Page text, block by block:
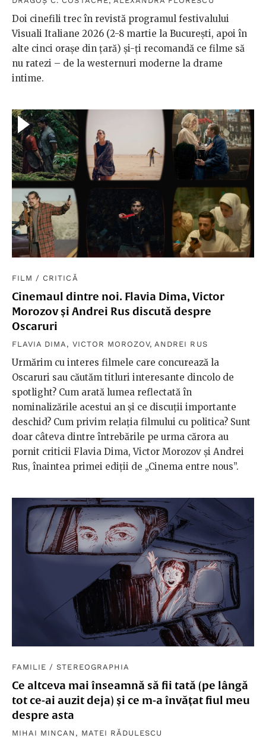
Doi cinefili trec în revistă programul festivalului
Visuali Italiane 2026 (2-8 martie la București, apoi în
alte cinci orașe din țară) și-ți recomandă ce filme să
nu ratezi – de la westernuri moderne la drame
intime.
FILM / CRITICĂ
Cinemaul dintre noi. Flavia Dima, Victor
Morozov și Andrei Rus discută despre
Oscaruri
FLAVIA DIMA , VICTOR MOROZOV,ANDREI RUS
Urmărim cu interes filmele care concurează la
Oscaruri sau căutăm titluri interesante dincolo de
spotlight? Cum arată lumea reflectată în
nominalizările acestui an și ce discuții importante
deschid? Cum privim relația filmului cu politica? Sunt
doar câteva dintre întrebările pe urma cărora au
pornit criticii Flavia Dima, Victor Morozov și Andrei
Rus, înaintea primei ediții de „Cinema entre nous”.
FAMILIE /STEREOGRAPHIA
Ce altceva mai înseamnă să fii tată (pe lângă
tot ce-ai auzit deja) și ce m-a învățat fiul meu
despre asta
MIHAI MINCAN , MATEI RĂDULESCU